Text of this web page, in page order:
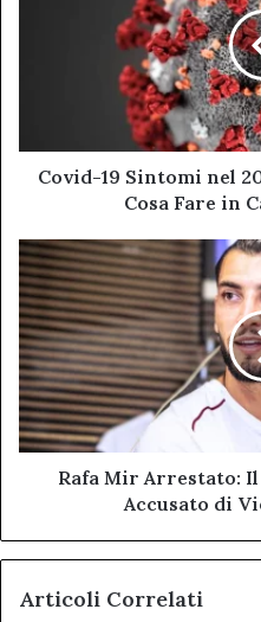
Cosa
Fare
di
Contagio
Covid-19 Sintomi nel
Cosa Fare in
Rafa
Mir
Arrestato:
Il
Calciatore
del
Siviglia
Accusato
di
ViolenzaRafa Mir Arrestato:
Accusato di
Articoli Correlati